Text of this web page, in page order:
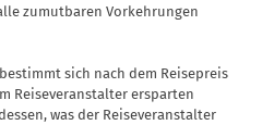
zumutbaren Vorkehrungen
sich nach dem Reisepreis
Reiseveran­stalter ersparten
was der Reiseveran­stalter